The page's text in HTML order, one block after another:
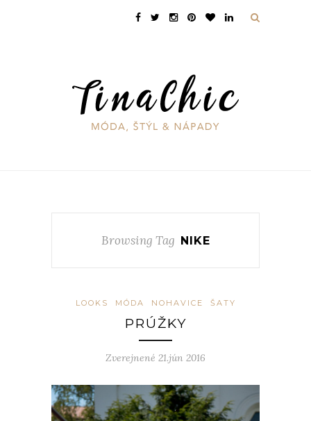
Browsing Tag NIKE
LOOKS MÓDA NOHAVICE ŠATY
PRÚŽKY
Zverejnené 21.jún 2016